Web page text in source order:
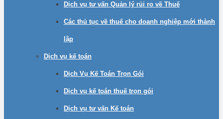
Dịch vụ tư vấn Quản lý rủi ro về Thuế
Các thủ tục về thuế cho doanh nghiệp mới thành
lập
Dịch vụ kế toán
Dịch Vụ Kế Toán Trọn Gói
Dịch vụ kế toán thuế trọn gói
Dịch vụ tư vấn Kế toán